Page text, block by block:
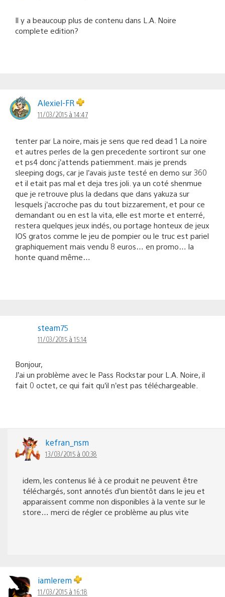
Il y a beaucoup plus de contenu dans L.A. Noire
complete edition?
Alexiel-FR
11/03/2015 à 14:47
tenter par La noire, mais je sens que red dead 1 La noire
et autres perles de la gen precedente sortiront sur one
et ps4 donc j’attends patiemment. mais je prends
sleeping dogs, car je l’avais juste testé en demo sur 360
et il etait pas mal et deja tres joli. ya un coté shenmue
que je retrouve plus la dedans que dans yakuza sur
lesquels j’accroche pas du tout bizzarement, et pour ce
demandant ou en est la vita, elle est morte et enterré,
restera quelques jeux indés, ou portage honteux de jeux
IOS gratos comme le jeu de pompier ou le truc est pariel
graphiquement mais vendu 8 euros… en promo… la
honte quand même…
steam75
11/03/2015 à 15:14
Bonjour,
J’ai un problème avec le Pass Rockstar pour L.A. Noire, il
fait 0 octet, ce qui fait qu’il n’est pas téléchargeable.
kefran_nsm
13/03/2015 à 00:38
idem, les contenus lié à ce produit ne peuvent être
téléchargés, sont annotés d’un bientôt dans le jeu et
apparaissent comme non disponibles à la vente sur le
store… merci de régler ce problème au plus vite
iamlerem
11/03/2015 à 16:18